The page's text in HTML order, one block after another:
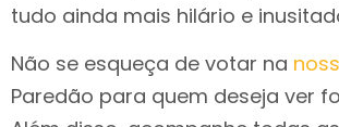
tudo ainda mais hilário e
Não se esqueça de votar na
Paredão para quem deseja ver